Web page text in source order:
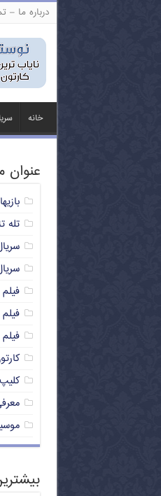
درباره ما –
خانه
تله